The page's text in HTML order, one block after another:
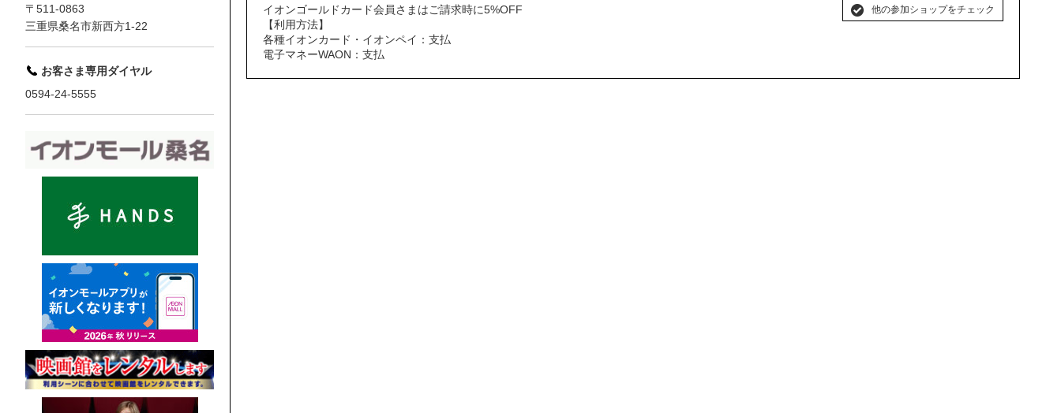
イオンゴールドカード会員さまはご請求時に5%OFF
【利用方法】
各種イオンカード・イオンペイ：支払
電子マネーWAON：支払
他の参加ショップをチェック
〒511-0863
三重県桑名市新西方1-22
お客さま専用ダイヤル
0594-24-5555